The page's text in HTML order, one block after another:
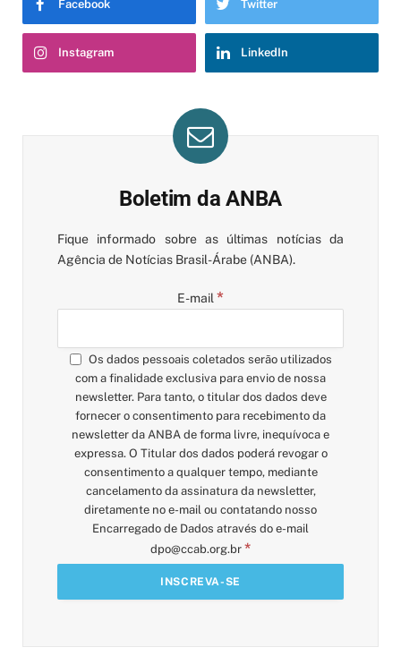
Facebook Twitter
Instagram LinkedIn
Boletim da ANBA
Fique informado sobre as últimas notícias da
Agência de Notícias Brasil-Árabe (ANBA).
E-mail*
Os dados pessoais coletados serão utilizados
com a finalidade exclusiva para envio de nossa
newsletter. Para tanto, o titular dos dados deve
fornecer o consentimento para recebimento da
newsletter da ANBA de forma livre, inequívoca e
expressa. O Titular dos dados poderá revogar o
consentimento a qualquer tempo, mediante
cancelamento da assinatura da newsletter,
diretamente no e-mail ou contatando nosso
Encarregado de Dados através do e-mail
dpo@ccab.org.br *